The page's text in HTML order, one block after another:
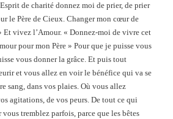
de charité donnez moi de prier, de prier
le Père de Cieux. Changer mon cœur de
Et vivez l’Amour. « Donnez-moi de vivre cet
pour mon Père » Pour que je puisse vous
vous donner la grâce. Et puis tout
et vous allez en voir le bénéfice qui va se
sang, dans vos plaies. Où vous allez
agitations, de vos peurs. De tout ce qui
tremblez parfois, parce que les bêtes